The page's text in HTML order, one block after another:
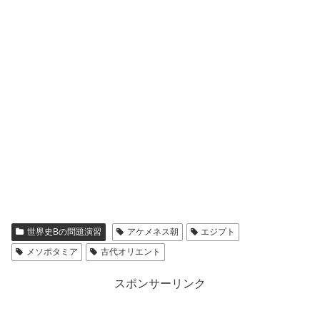
世界史Bの問題演習 アケメネス朝
エジプト
メソポタミア
古代オリエント
スポンサーリンク